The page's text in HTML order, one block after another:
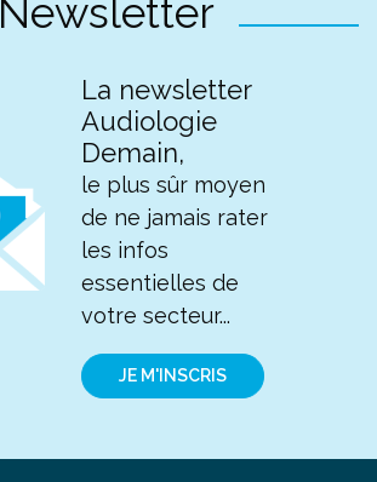
Newsletter
La newsletter
Audiologie
Demain,
le plus sûr moyen
de ne jamais rater
les infos
essentielles de
votre secteur...
JE M'INSCRIS